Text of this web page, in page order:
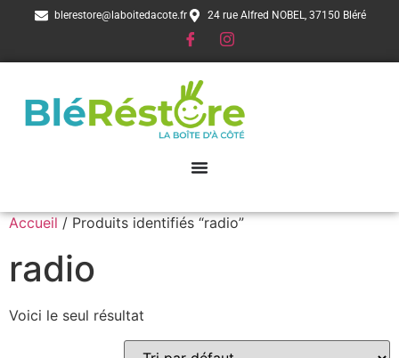
blerestore@laboitedacote.fr 24 rue Alfred NOBEL, 37150 Bléré
Accueil / Produits identifiés “radio”
radio
Voici le seul résultat